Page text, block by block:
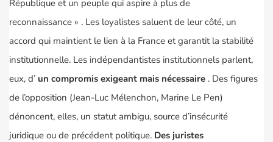
République et un peuple qui aspire à plus de
reconnaissance » . Les loyalistes saluent de leur côté, un
accord qui maintient le lien à la France et garantit la stabilité
institutionnelle. Les indépendantistes institutionnels parlent,
eux, d’ un compromis exigeant mais nécessaire . Des figures
de l’opposition (Jean-Luc Mélenchon, Marine Le Pen)
dénoncent, elles, un statut ambigu, source d’insécurité
juridique ou de précédent politique. Des juristes